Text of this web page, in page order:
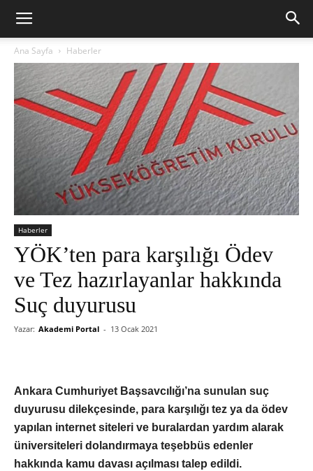
Ana Sayfa Haberler
Haberler
YÖK’ten para karşılığı Ödev
ve Tez hazırlayanlar hakkında
Suç duyurusu
Yazar: Akademi Portal - 13 Ocak 2021
Ankara Cumhuriyet Başsavcılığı’na sunulan suç
duyurusu dilekçesinde, para karşılığı tez ya da ödev
yapılan internet siteleri ve buralardan yardım alarak
üniversiteleri dolandırmaya teşebbüs edenler
hakkında kamu davası açılması talep edildi.